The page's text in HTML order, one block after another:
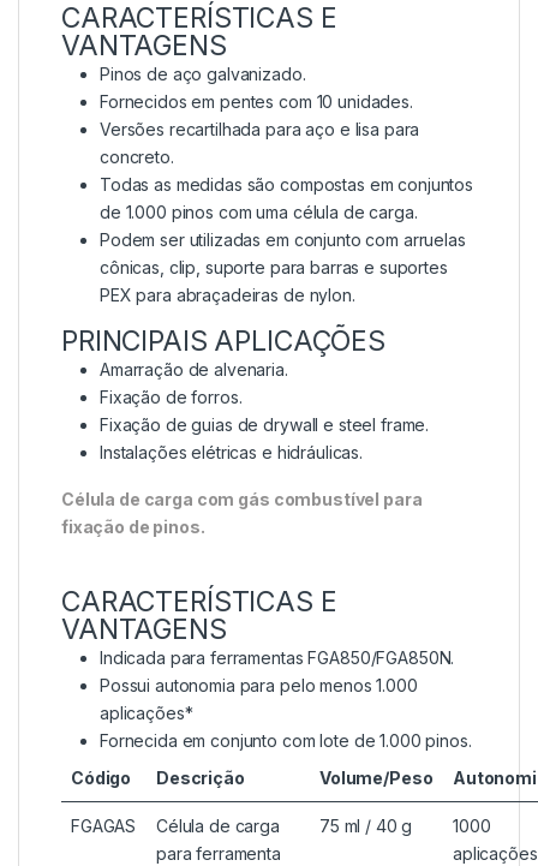
CARACTERÍSTICAS E
VANTAGENS
Pinos de aço galvanizado.
Fornecidos em pentes com 10 unidades.
Versões recartilhada para aço e lisa para
concreto.
Todas as medidas são compostas em conjuntos
de 1.000 pinos com uma célula de carga.
Podem ser utilizadas em conjunto com arruelas
cônicas, clip, suporte para barras e suportes
PEX para abraçadeiras de nylon.
PRINCIPAIS APLICAÇÕES
Amarração de alvenaria.
Fixação de forros.
Fixação de guias de drywall e steel frame.
Instalações elétricas e hidráulicas.
Célula de carga com gás combustível para
fixação de pinos.
CARACTERÍSTICAS E
VANTAGENS
Indicada para ferramentas FGA850/FGA850N.
Possui autonomia para pelo menos 1.000
aplicações*
Fornecida em conjunto com lote de 1.000 pinos.
Código
Descrição Volume/Peso
FGAGAS
Célula de carga
para ferramenta
75 ml / 40 g
1000